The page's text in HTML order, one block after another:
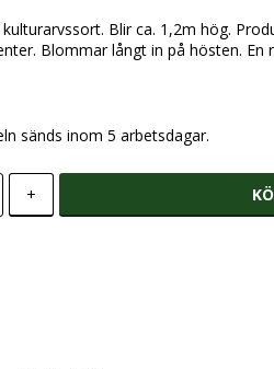
kulturarvssort. Blir ca. 1,2m hög.
Blommar långt in på hösten. En
sänds inom 5 arbetsdagar.
+